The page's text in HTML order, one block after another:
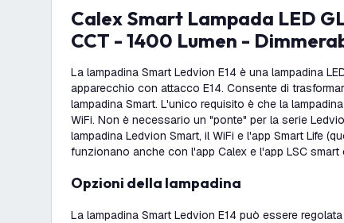
Calex Smart Lampada LED GLS - E27 - 14W -
CCT - 1400 Lumen -
La lampadina Smart Ledvion E14 è una lampadina
apparecchio con attacco E14. Consente di
lampadina Smart. L'unico requisito è che la
WiFi. Non è necessario un "ponte" per la serie
lampadina Ledvion Smart, il WiFi e l'app Smart Life
funzionano anche con l'app Calex e l'app LSC smart
Opzioni della lampadina
La lampadina Smart Ledvion E14 può essere